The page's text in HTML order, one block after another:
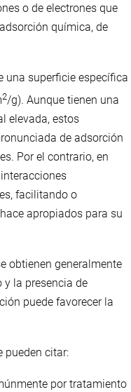
o de electrones que
química, de
una superficie específica
2/g). Aunque tienen una
elevada, estos
de adsorción
Por el contrario, en
facilitando o
apropiados para su
obtienen generalmente
la presencia de
puede favorecer la
pueden citar:
por tratamiento